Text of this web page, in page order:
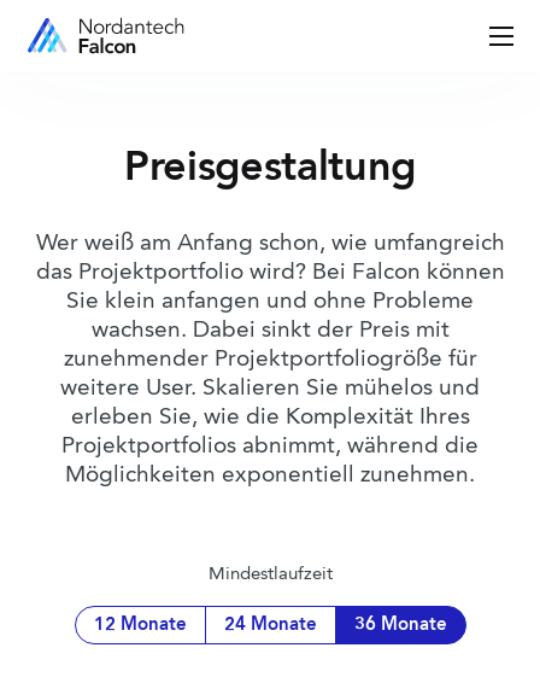
Preisgestaltung
Wer weiß am Anfang schon, wie umfangreich
das Projektportfolio wird? Bei Falcon können
Sie klein anfangen und ohne Probleme
wachsen. Dabei sinkt der Preis mit
zunehmender Projektportfoliogröße für
weitere User. Skalieren Sie mühelos und
erleben Sie, wie die Komplexität Ihres
Projektportfolios abnimmt, während die
Möglichkeiten exponentiell zunehmen.
Mindestlaufzeit
12 Monate 24 Monate 36 Monate